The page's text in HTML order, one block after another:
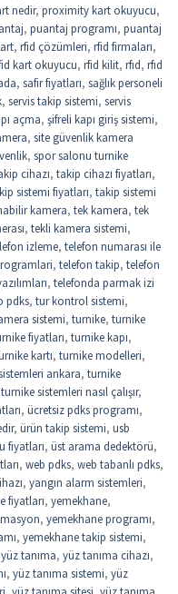
nedir, proximity kart okuyucu,
, puantaj programı, puantaj
, rfid çözümleri, rfid firmaları,
kart okuyucu, rfid kilit, rfıd, rfıd
, safir fiyatları, sağlık personeli
, servis takip sistemi, servis
açma, şifreli kapı giriş sistemi,
, site güvenlik kamera
, spor salonu turnike
cihazı, takip cihazı fiyatları,
sistemi fiyatları, takip sistemi
kamera, tek kamera, tek
, tekli kamera sistemi,
izleme, telefon numarası ile
, telefon takip, telefon
, telefonda parmak izi
pdks, tur kontrol sistemi,
sistemi, turnike, turnike
fiyatları, turnike kapı,
kartı, turnike modelleri,
ankara, turnike
turnike sistemleri nasıl çalışır,
, ücretsiz pdks programı,
, ürün takip sistemi, usb
fiyatları, üst arama dedektörü,
, web pdks, web tabanlı pdks,
, yangın alarm sistemleri,
fiyatları, yemekhane,
, yemekhane programı,
, yemekhane takip sistemi,
yüz tanıma, yüz tanıma cihazı,
, yüz tanıma sistemi, yüz